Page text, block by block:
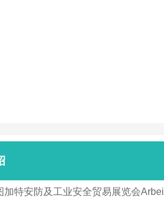
加特安防及工业安全贸易展览会